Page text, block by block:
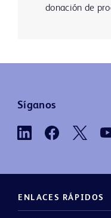
donación de
Síganos
ENLACES RÁPIDOS